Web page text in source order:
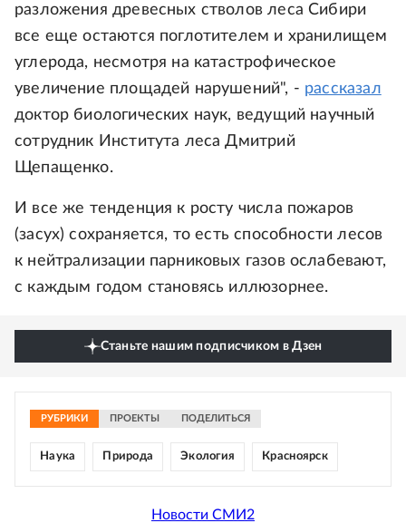
разложения древесных стволов леса Сибири
все еще остаются поглотителем и хранилищем
углерода, несмотря на катастрофическое
увеличение площадей нарушений", - рассказал
доктор биологических наук, ведущий научный
сотрудник Института леса Дмитрий
Щепащенко.
И все же тенденция к росту числа пожаров
(засух) сохраняется, то есть способности лесов
к нейтрализации парниковых газов ослабевают,
с каждым годом становясь иллюзорнее.
Станьте нашим подписчиком в Дзен
РУБРИКИ ПРОЕКТЫ ПОДЕЛИТЬСЯ
Наука Природа Экология Красноярск
Новости СМИ2